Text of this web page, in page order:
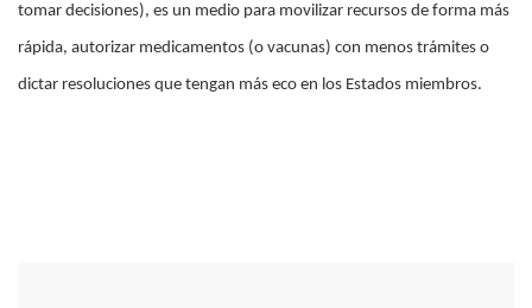
tomar decisiones), es un medio para movilizar recursos de forma más
rápida, autorizar medicamentos (o vacunas) con menos trámites o
dictar resoluciones que tengan más eco en los Estados miembros.